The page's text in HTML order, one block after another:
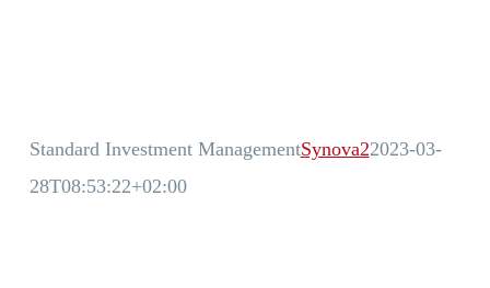
Standard Investment ManagementSynova22023-03-
28T08:53:22+02:00